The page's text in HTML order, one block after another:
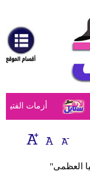
مرأة
أزياء
أزياء
إسلاميةأزمات
العظمى"